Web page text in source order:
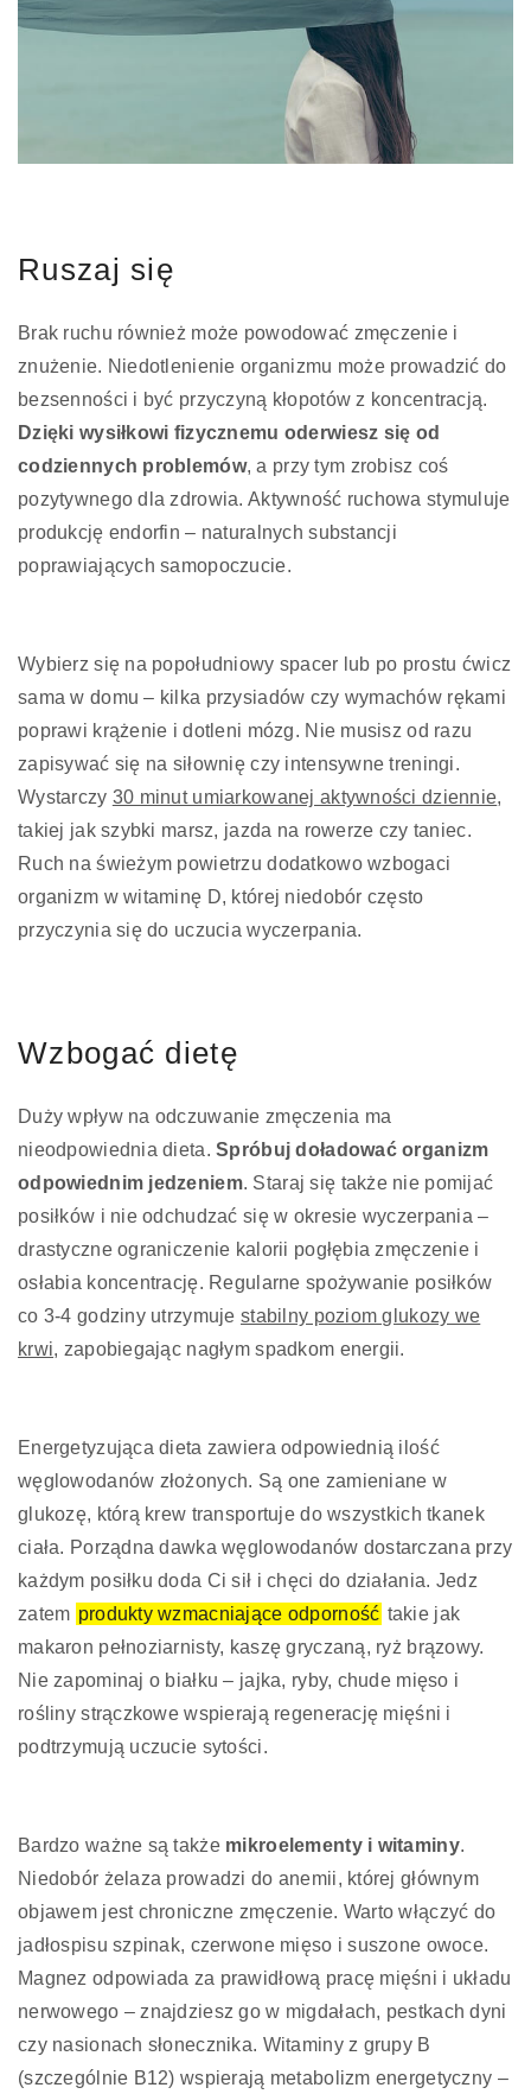
Ruszaj się
Brak ruchu również może powodować zmęczenie i
znużenie. Niedotlenienie organizmu może prowadzić do
bezsenności i być przyczyną kłopotów z koncentracją.
Dzięki wysiłkowi fizycznemu oderwiesz się od
codziennych problemów, a przy tym zrobisz coś
pozytywnego dla zdrowia. Aktywność ruchowa stymuluje
produkcję endorfin – naturalnych substancji
poprawiających samopoczucie.
Wybierz się na popołudniowy spacer lub po prostu ćwicz
sama w domu – kilka przysiadów czy wymachów rękami
poprawi krążenie i dotleni mózg. Nie musisz od razu
zapisywać się na siłownię czy intensywne treningi.
Wystarczy 30 minut umiarkowanej aktywności dziennie,
takiej jak szybki marsz, jazda na rowerze czy taniec.
Ruch na świeżym powietrzu dodatkowo wzbogaci
organizm w witaminę D, której niedobór często
przyczynia się do uczucia wyczerpania.
Wzbogać dietę
Duży wpływ na odczuwanie zmęczenia ma
nieodpowiednia dieta.Spróbuj doładować organizm
odpowiednim jedzeniem. Staraj się także nie pomijać
posiłków i nie odchudzać się w okresie wyczerpania –
drastyczne ograniczenie kalorii pogłębia zmęczenie i
osłabia koncentrację. Regularne spożywanie posiłków
co 3-4 godziny utrzymuje stabilny poziom glukozy we
krwi, zapobiegając nagłym spadkom energii.
Energetyzująca dieta zawiera odpowiednią ilość
węglowodanów złożonych. Są one zamieniane w
glukozę, którą krew transportuje do wszystkich tkanek
ciała. Porządna dawka węglowodanów dostarczana przy
każdym posiłku doda Ci sił i chęci do działania. Jedz
zatem produkty wzmacniające odporność takie jak
makaron pełnoziarnisty, kaszę gryczaną, ryż brązowy.
Nie zapominaj o białku – jajka, ryby, chude mięso i
rośliny strączkowe wspierają regenerację mięśni i
podtrzymują uczucie sytości.
Bardzo ważne są także mikroelementy i witaminy.
Niedobór żelaza prowadzi do anemii, której głównym
objawem jest chroniczne zmęczenie. Warto włączyć do
jadłospisu szpinak, czerwone mięso i suszone owoce.
Magnez odpowiada za prawidłową pracę mięśni i układu
nerwowego – znajdziesz go w migdałach, pestkach dyni
czy nasionach słonecznika. Witaminy z grupy B
(szczególnie B12) wspierają metabolizm energetyczny –